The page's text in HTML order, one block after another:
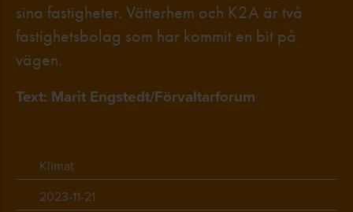
sina fastigheter. Vätterhem och K2A är två
fastighetsbolag som har kommit en bit på
vägen.
Text: Marit Engstedt/Förvaltarforum
Klimat
2023-11-21